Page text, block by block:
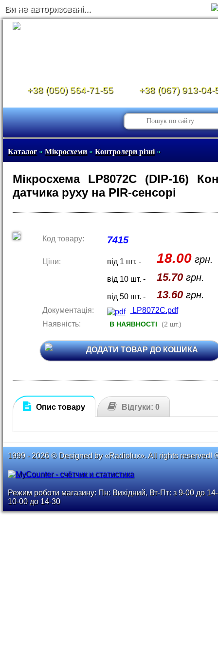
Ви не авторизовані...
+38 (050) 564-71-55 +38 (067) 913-04-
Каталог» Мікросхеми» Контролери різні»
Мікросхема LP8072C (DIP-16)
датчика руху на PIR-сенсорі
Код товару: 7415
Ціни: від 1 шт. - 18.00грн.
від 10 шт. - 15.70грн.
від 50 шт. - 13.60грн.
Документація:
LP8072C.pdf
Наявність:
В НАЯВНОСТІ (2 шт.)
ДОДАТИ ТОВАР ДО КОШИКА
Опис товару Відгуки: 0
1999 - 2026 © Designed by «Radiolux». All rights reserved!
Режим роботи магазину: Пн: Вихідний, Вт-Пт: з 9-00 до
10-00 до 14-30